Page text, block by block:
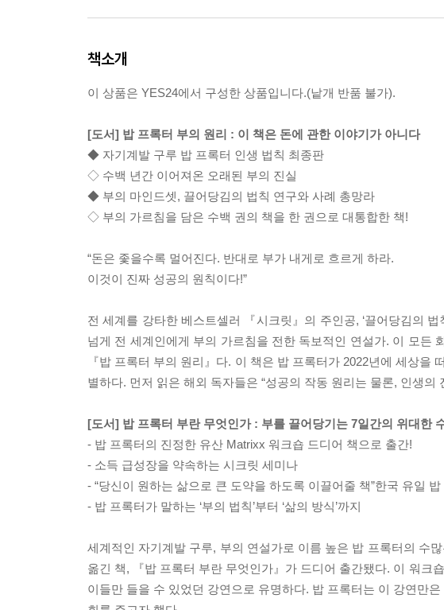
책소개
이 상품은 YES24에서 구성한 상품입니다.(낱개 반품 불가).
[도서] 밥 프록터 부의 원리 : 이 책은 돈에 관한 이야기가 아니다
◆ 자기계발 구루 밥 프록터 인생 법칙 최종판
◇ 수백 년간 이어져온 오래된 부의 진실
◆ 부의 마인드셋, 끌어당김의 법칙 연구와 사례 총망라
◇ 부의 가르침을 담은 수백 권의 책을 한 권으로 대통합한 책!
“돈은 좇을수록 멀어진다. 반대로 부가 내게로 흐르게 하라.
이것이 진짜 성공의 원칙이다!”
전 세계를 강타한 베스트셀러 『시크릿』의 주인공, ‘끌어당김의
넘게 전 세계인에게 부의 가르침을 전한 독보적인 연설가. 이 모든
『밥 프록터 부의 원리』다. 이 책은 밥 프록터가 2022년에 세상
별하다. 먼저 읽은 해외 독자들은 “성공의 작동 원리는 물론, 인생
[도서] 밥 프록터 부란 무엇인가 : 부를 끌어당기는 7일간의 위대한
- 밥 프록터의 진정한 유산 Matrixx 워크숍 드디어 책으로 출간!
- 소득 급성장을 약속하는 시크릿 세미나
- “당신이 원하는 삶으로 큰 도약을 하도록 이끌어줄 책”한국 유일
- 밥 프록터가 말하는 ‘부의 법칙’부터 ‘삶의 방식’까지
세계적인 자기계발 구루, 부의 연설가로 이름 높은 밥 프록터의 수
옮긴 책, 『밥 프록터 부란 무엇인가』가 드디어 출간됐다. 이 워크
이들만 들을 수 있었던 강연으로 유명하다. 밥 프록터는 이 강연만